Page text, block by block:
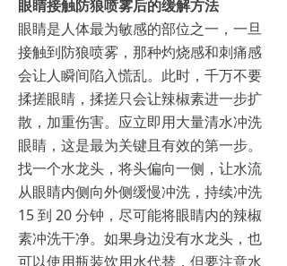
眼睛接触防狼喷雾后的缓解方法
眼睛是人体最为敏感的部位之一，一旦
接触到防狼喷雾，那种灼烧感和刺痛感
会让人瞬间陷入慌乱。此时，千万不要
揉搓眼睛，揉搓只会让辣椒素进一步扩
散，加重伤害。应立即用大量清水冲洗
眼睛，这是最为关键且有效的第一步。
找一个水龙头，将头偏向一侧，让水流
从眼睛内侧向外侧缓慢冲洗，持续冲洗
15 到 20 分钟，尽可能将眼睛内的辣椒
素冲洗干净。如果身边没有水龙头，也
可以使用瓶装饮用水代替，但要注意水